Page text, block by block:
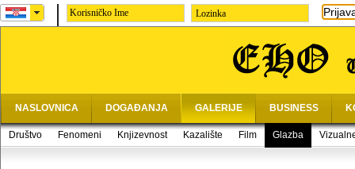
Lozinka
NASLOVNICA DOGAĐANJA GALERIJE BUSINESS
Društvo Fenomeni Knjizevnost Kazalište Film Glazba